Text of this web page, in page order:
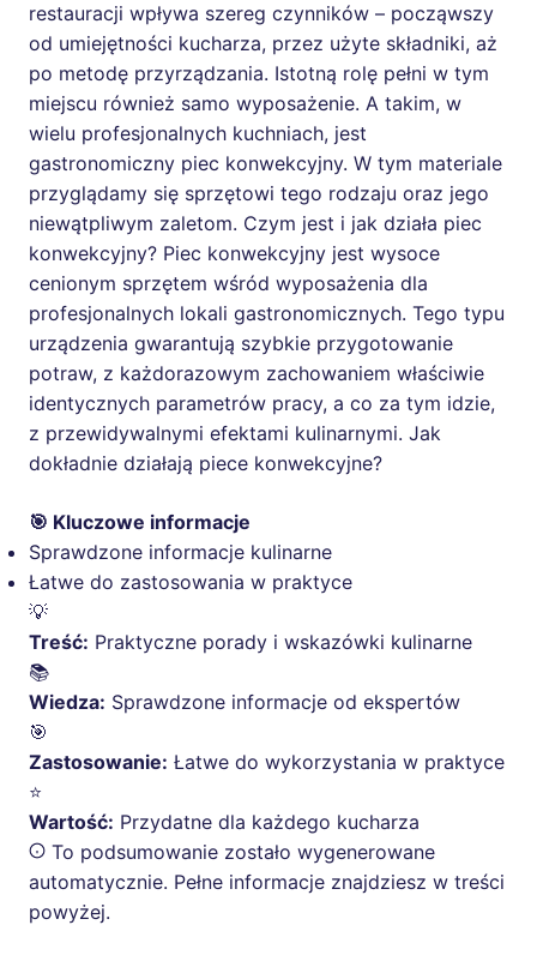
restauracji wpływa szereg czynników – począwszy
od umiejętności kucharza, przez użyte składniki, aż
po metodę przyrządzania. Istotną rolę pełni w tym
miejscu również samo wyposażenie. A takim, w
wielu profesjonalnych kuchniach, jest
gastronomiczny piec konwekcyjny. W tym materiale
przyglądamy się sprzętowi tego rodzaju oraz jego
niewątpliwym zaletom. Czym jest i jak działa piec
konwekcyjny? Piec konwekcyjny jest wysoce
cenionym sprzętem wśród wyposażenia dla
profesjonalnych lokali gastronomicznych. Tego typu
urządzenia gwarantują szybkie przygotowanie
potraw, z każdorazowym zachowaniem właściwie
identycznych parametrów pracy, a co za tym idzie,
z przewidywalnymi efektami kulinarnymi. Jak
dokładnie działają piece konwekcyjne?
🎯 Kluczowe informacje
Sprawdzone informacje kulinarne
Łatwe do zastosowania w praktyce
💡
Treść: Praktyczne porady i wskazówki kulinarne
📚
Wiedza: Sprawdzone informacje od ekspertów
🎯
Zastosowanie: Łatwe do wykorzystania w praktyce
⭐
Wartość: Przydatne dla każdego kucharza
To podsumowanie zostało wygenerowane
automatycznie. Pełne informacje znajdziesz w treści
powyżej.